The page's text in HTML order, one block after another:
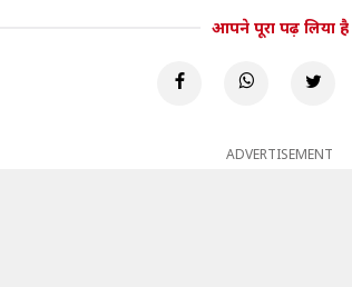
आपने पूरा पढ़ लिया है
ADVERTISEMENT